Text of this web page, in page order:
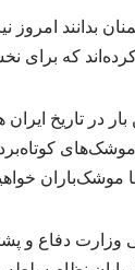
بدانند امروز
که برای
در تاریخ
موشک‌باران
دفاع و